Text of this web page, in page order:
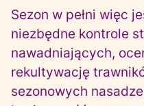
Sezon w pełni więc
niezbędne kontrole
nawadniających,
rekultywację
sezonowych